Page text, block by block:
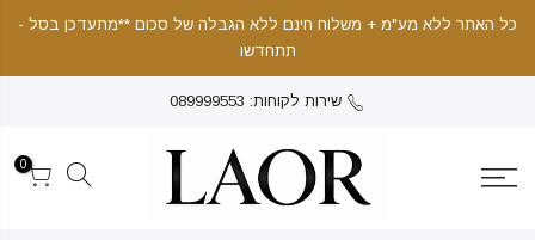
כל האתר ללא מע"מ + משלוח חינם ללא הגבלה של סכום **מתעדכן בסל -
תתחדשו
שירות לקוחות: 089999553
0